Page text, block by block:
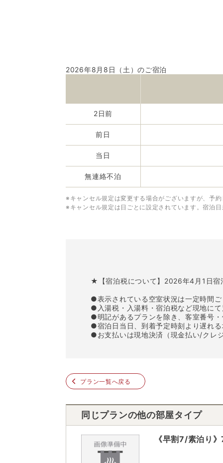
2026年8月8日（土）のご宿泊
2日前
前日
当日
無連絡不泊
※キャンセル規定は変更する場合がございますが、予
※キャンセル規定は日ごとに設定されています。宿泊
★【宿泊税について】2026年4月1日宿
●表示されている空室状況は一定時間
●入湯税・入湯料・宿泊税など現地に
●明記があるプランを除き、客室番号
●宿泊日当日、到着予定時刻より遅れ
●お支払いは現地決済（現金払い/クレ
プラン一覧へ戻る
同じプランの他の部屋タイプ
《早割7/素泊り